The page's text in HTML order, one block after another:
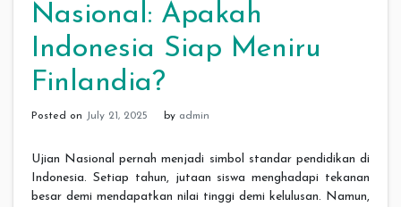
Nasional: Apakah
Indonesia Siap Meniru
Finlandia?
Posted on July 21, 2025 by admin
Ujian Nasional pernah menjadi simbol standar pendidikan di
Indonesia. Setiap tahun, jutaan siswa menghadapi tekanan
besar demi mendapatkan nilai tinggi demi kelulusan. Namun,